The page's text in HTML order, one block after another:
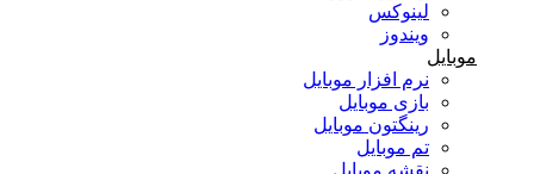
لینوکس
ویندوز
موبایل
نرم افزار موبایل
بازی موبایل
رینگتون موبایل
تم موبایل
نقشه موبایل